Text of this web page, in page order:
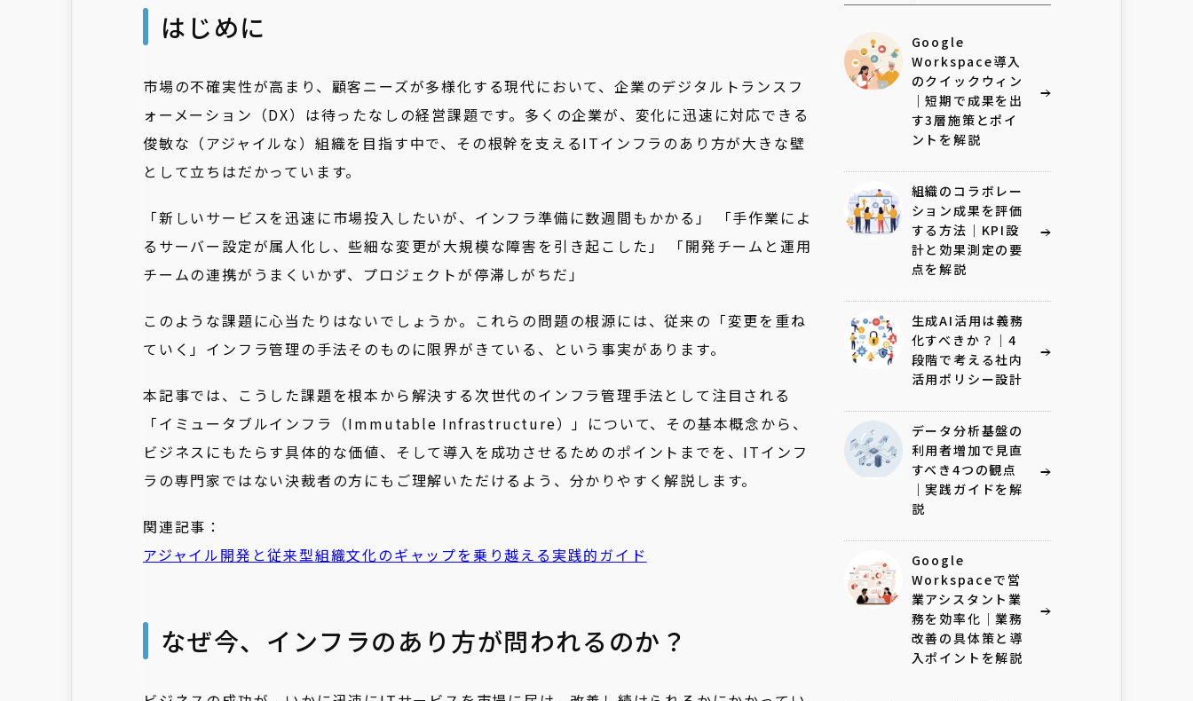
はじめに
市場の不確実性が高まり、顧客ニーズが多様化する現代において、企業のデジタルトランスフ
ォーメーション（DX）は待ったなしの経営課題です。多くの企業が、変化に迅速に対応できる
俊敏な（アジャイルな）組織を目指す中で、その根幹を支えるITインフラのあり方が大きな壁
として立ちはだかっています。
「新しいサービスを迅速に市場投入したいが、インフラ準備に数週間もかかる」 「手作業によ
るサーバー設定が属人化し、些細な変更が大規模な障害を引き起こした」 「開発チームと運用
チームの連携がうまくいかず、プロジェクトが停滞しがちだ」
このような課題に心当たりはないでしょうか。これらの問題の根源には、従来の「変更を重ね
ていく」インフラ管理の手法そのものに限界がきている、という事実があります。
本記事では、こうした課題を根本から解決する次世代のインフラ管理手法として注目される
「イミュータブルインフラ（Immutable Infrastructure）」について、その基本概念から、
ビジネスにもたらす具体的な価値、そして導入を成功させるためのポイントまでを、ITインフ
ラの専門家ではない決裁者の方にもご理解いただけるよう、分かりやすく解説します。
関連記事：
アジャイル開発と従来型組織文化のギャップを乗り越える実践的ガイド
なぜ今、インフラのあり方が問われるのか？
Google
Workspace導入
のクイックウィン
｜短期で成果を出
す3層施策とポイ
ントを解説
組織のコラボレー
ション成果を評価
する方法｜KPI設
計と効果測定の要
点を解説
生成AI活用は義務
化すべきか？｜4
段階で考える社内
活用ポリシー設計
データ分析基盤の
利用者増加で見直
すべき4つの観点
｜実践ガイドを解
説
Google
Workspaceで営
業アシスタント業
務を効率化｜業務
改善の具体策と導
入ポイントを解説